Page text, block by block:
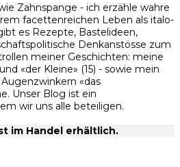
Zahnspange - ich erzähle wahre
facettenreichen Leben als italo-
es Rezepte, Bastelideen,
Denkanstösse zum
meiner Geschichten: meine
«der Kleine» (15) - sowie mein
«das
Unser Blog ist ein
wir uns alle beteiligen.
im Handel erhältlich.